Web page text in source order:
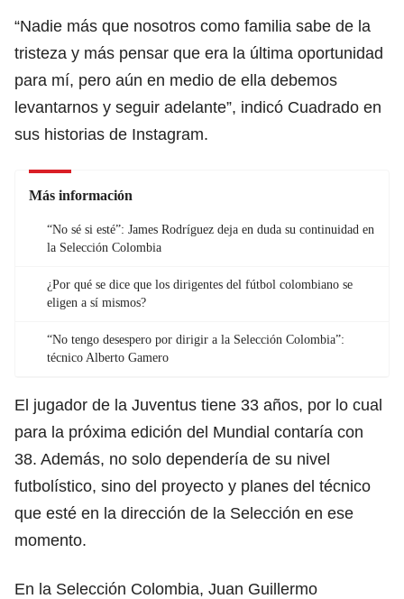
“Nadie más que nosotros como familia sabe de la
tristeza y más pensar que era la última oportunidad
para mí, pero aún en medio de ella debemos
levantarnos y seguir adelante”, indicó Cuadrado en
sus historias de Instagram.
Más información
“No sé si esté”: James Rodríguez deja en duda su continuidad en
la Selección Colombia
¿Por qué se dice que los dirigentes del fútbol colombiano se
eligen a sí mismos?
“No tengo desespero por dirigir a la Selección Colombia”:
técnico Alberto Gamero
El jugador de la Juventus tiene 33 años, por lo cual
para la próxima edición del Mundial contaría con
38. Además, no solo dependería de su nivel
futbolístico, sino del proyecto y planes del técnico
que esté en la dirección de la Selección en ese
momento.
En la Selección Colombia, Juan Guillermo